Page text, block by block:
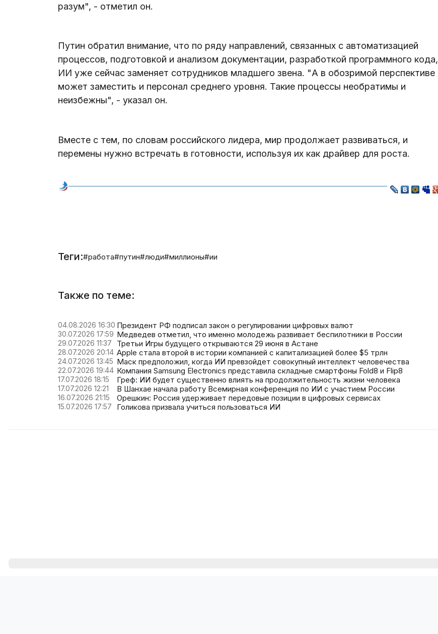
разум", - отметил он.
Путин обратил внимание, что по ряду направлений, связанных с автоматизацией
процессов, подготовкой и анализом документации, разработкой программного кода,
ИИ уже сейчас заменяет сотрудников младшего звена. "А в обозримой перспективе
может заместить и персонал среднего уровня. Такие процессы необратимы и
неизбежны", - указал он.
Вместе с тем, по словам российского лидера, мир продолжает развиваться, и
перемены нужно встречать в готовности, используя их как драйвер для роста.
Теги:#работа#путин#люди#миллионы#ии
Также по теме:
04.08.2026 16:30 Президент РФ подписал закон о регулировании цифровых валют
30.07.2026 17:59 Медведев отметил, что именно молодежь развивает беспилотники в России
29.07.2026 11:37 Третьи Игры будущего открываются 29 июня в Астане
28.07.2026 20:14 Apple стала второй в истории компанией с капитализацией более $5 трлн
24.07.2026 13:45 Маск предположил, когда ИИ превзойдет совокупный интеллект человечества
22.07.2026 19:44 Компания Samsung Electronics представила складные смартфоны Fold8 и Flip8
17.07.2026 18:15 Греф: ИИ будет существенно влиять на продолжительность жизни человека
17.07.2026 12:21 В Шанхае начала работу Всемирная конференция по ИИ с участием России
16.07.2026 21:15 Орешкин: Россия удерживает передовые позиции в цифровых сервисах
15.07.2026 17:57 Голикова призвала учиться пользоваться ИИ